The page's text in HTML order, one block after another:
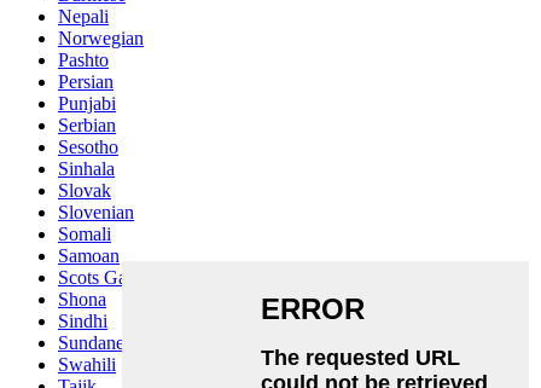
Nepali
Norwegian
Pashto
Persian
Punjabi
Serbian
Sesotho
Sinhala
Slovak
Slovenian
Somali
Samoan
Scots Gaelic
Shona
Sindhi
Sundanese
Swahili